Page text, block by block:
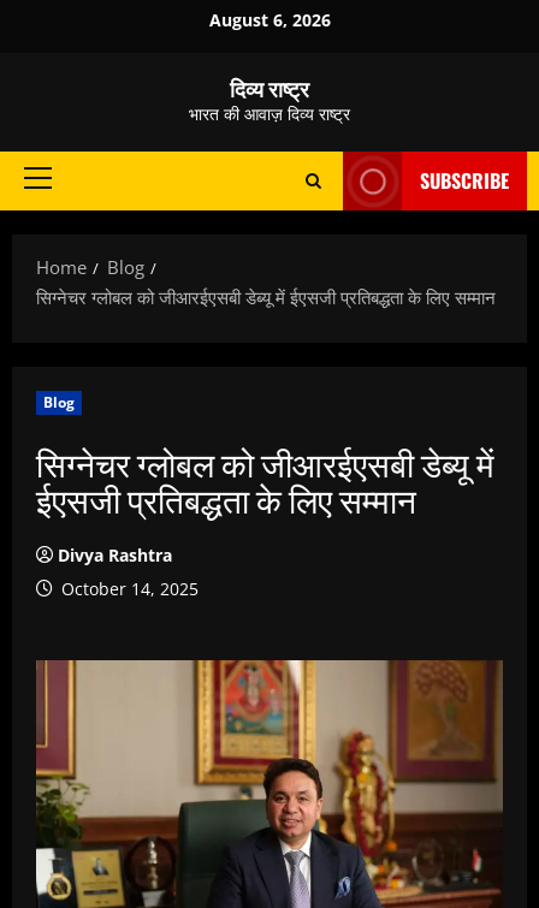
August 6, 2026
दिव्य राष्ट्र
भारत की आवाज़ दिव्य राष्ट्र
Primary
SUBSCRIBE
Home
Blog
सिग्नेचर ग्लोबल को जीआरईएसबी डेब्यू में ईएसजी प्रतिबद्धता के लिए सम्मान
Blog
सिग्नेचर ग्लोबल को जीआरईएसबी डेब्यू में
ईएसजी प्रतिबद्धता के लिए सम्मान
Divya Rashtra
October 14, 2025